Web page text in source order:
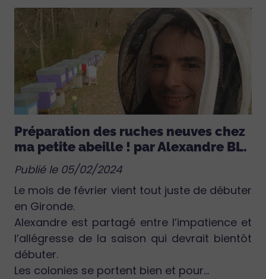
Préparation des ruches neuves chez
ma petite abeille ! par Alexandre BL.
Publié le 05/02/2024
Le mois de février vient tout juste de débuter
en Gironde.
Alexandre est partagé entre l’impatience et
l’allégresse de la saison qui devrait bientôt
débuter.
Les colonies se portent bien et pour...